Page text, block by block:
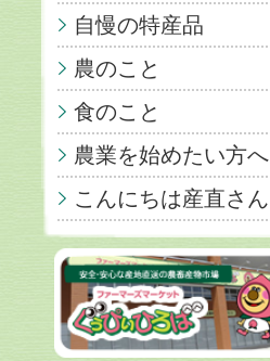
自慢の特産品
農のこと
食のこと
農業を始めたい方へ
こんにちは産直さん